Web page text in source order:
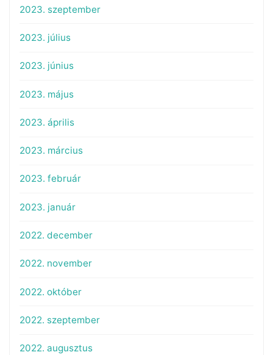
2023. szeptember
2023. július
2023. június
2023. május
2023. április
2023. március
2023. február
2023. január
2022. december
2022. november
2022. október
2022. szeptember
2022. augusztus